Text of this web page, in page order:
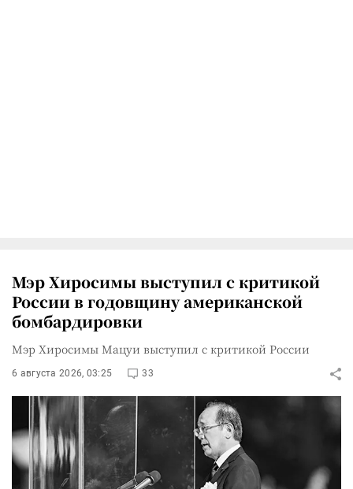
Мэр Хиросимы выступил с критикой
России в годовщину американской
бомбардировки
Мэр Хиросимы Мацуи выступил с критикой России
6 августа 2026, 03:25 33